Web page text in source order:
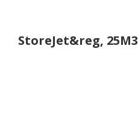
StoreJet&reg, 25M3